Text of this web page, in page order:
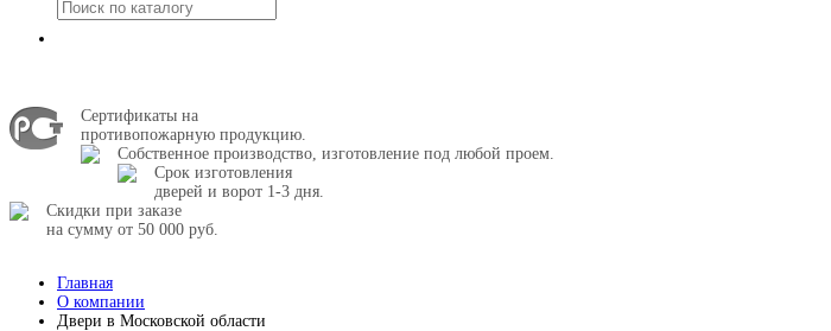
Сертификаты на
противопожарную продукцию.
Собственное производство, изготовление под любой проем.
Срок изготовления
дверей и ворот 1-3 дня.
Скидки при заказе
на сумму от 50 000 руб.
Главная
О компании
Двери в Московской области